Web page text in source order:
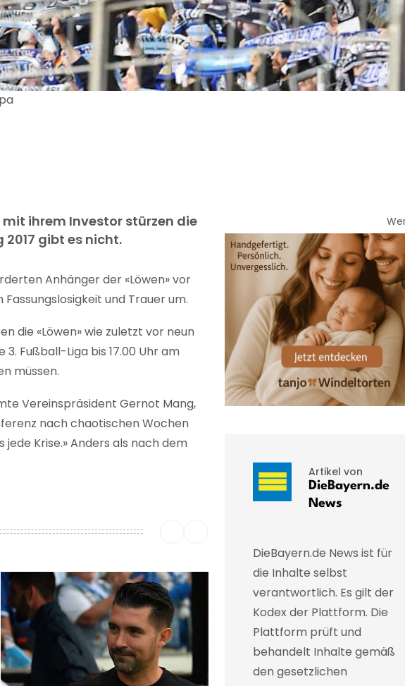
mit ihrem Investor stürzen die
gibt es nicht.
Anhänger der «Löwen» vor
und Trauer um.
die «Löwen» wie zuletzt vor neun
Fußball-Liga bis 17.00 Uhr am
müssen.
Vereinspräsident Gernot Mang,
nach chaotischen Wochen
Krise.» Anders als nach dem
Artikel von
DieBayern.de
News
DieBayern.de News ist für
die Inhalte selbst
verantwortlich. Es gilt der
Kodex der Plattform. Die
Plattform prüft und
behandelt Inhalte gemäß
den gesetzlichen